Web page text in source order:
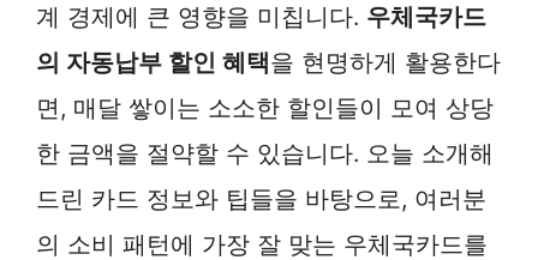
계 경제에 큰 영향을 미칩니다. 우체국카드
의 자동납부 할인 혜택을 현명하게 활용한다
면, 매달 쌓이는 소소한 할인들이 모여 상당
한 금액을 절약할 수 있습니다. 오늘 소개해
드린 카드 정보와 팁들을 바탕으로, 여러분
의 소비 패턴에 가장 잘 맞는 우체국카드를